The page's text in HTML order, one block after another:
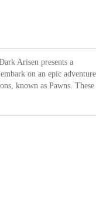
Arisen presents a
on an epic adventure
known as Pawns. These